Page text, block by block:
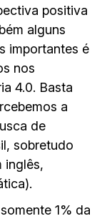
positiva
alguns
importantes é
nos
4.0. Basta
a
de
sobretudo
inglês,
1% da